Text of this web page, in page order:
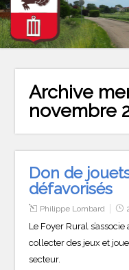
Archive
novembre
Don de
défavorisés
Philippe Lombard
Le Foyer Rural
collecter des jeux et
secteur.